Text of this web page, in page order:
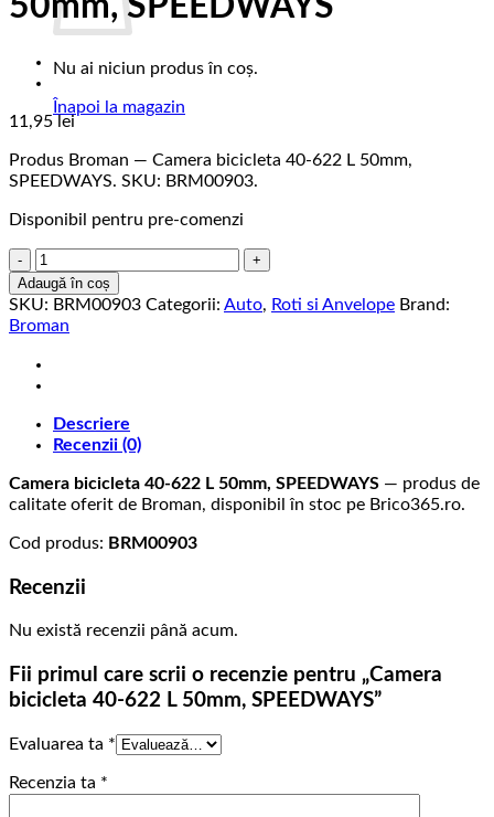
Nu ai niciun produs în coș.
Înapoi la magazin
50mm, SPEEDWAYS
11,95 lei
Produs Broman — Camera bicicleta 40-622 L 50mm,
SPEEDWAYS. SKU: BRM00903.
Disponibil pentru pre-comenzi
Cantitate
Camera
bicicleta
40-
L
50mm,
Adaugă în coș
SKU: BRM00903 Categorii: Auto, Roti si Anvelope Brand:
Broman
Descriere
Recenzii (0)
Camera bicicleta 40-622 L 50mm, SPEEDWAYS — produs de
calitate oferit de Broman, disponibil în stoc pe Brico365.ro.
Cod produs: BRM00903
Recenzii
Nu există recenzii până acum.
Fii primul care scrii o recenzie pentru „Camera
bicicleta 40-622 L 50mm, SPEEDWAYS”
Evaluarea ta *
Recenzia ta *